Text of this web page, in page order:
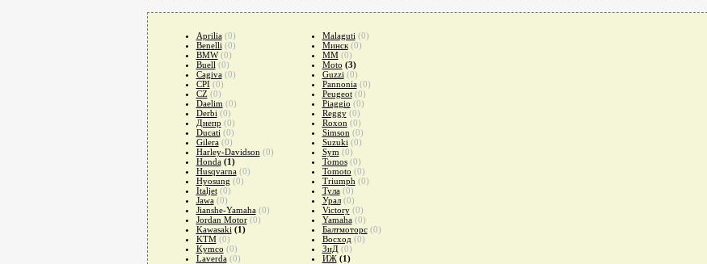
Aprilia (0)
Benelli (0)
BMW (0)
Buell (0)
Cagiva (0)
CPI (0)
CZ (0)
Daelim (0)
Derbi (0)
Днепр (0)
Ducati (0)
Gilera (0)
Harley-Davidson (0)
Honda (1)
Husqvarna (0)
Hyosung (0)
Italjet (0)
Jawa (0)
Jianshe-Yamaha (0)
Jordan Motor (0)
Kawasaki (1)
KTM (0)
Kymco (0)
Laverda (0)
Malaguti (0)
Минск (0)
MM (0)
Moto (3)
Guzzi (0)
Pannonia (0)
Peugeot (0)
Piaggio (0)
Reggy (0)
Roxon (0)
Simson (0)
Suzuki (0)
Sym (0)
Tomos (0)
Tomoto (0)
Triumph (0)
Тула (0)
Урал (0)
Victory (0)
Yamaha (0)
Балтмоторс (0)
Восход (0)
ЗиД (0)
ИЖ (1)